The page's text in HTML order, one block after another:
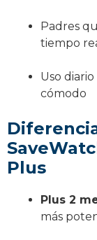
Padres
tiempo
Uso
cómodo
Plus
Plus 2
más